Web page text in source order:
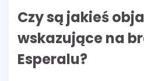
Czy są jakieś
wskazujące na
Esperalu?